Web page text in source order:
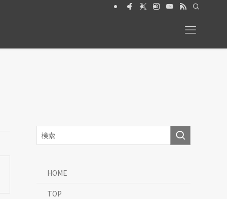
号【特集】動物と暮らす 絶賛発売中
HOME
TOP